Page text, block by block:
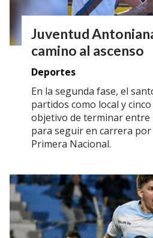
Juventud
camino al ascenso
Deportes
En la segunda fase, el
partidos como local y
objetivo de terminar entre
para seguir en carrera por
Primera Nacional.